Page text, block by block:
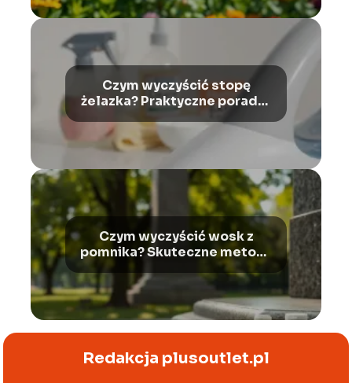
Czym wyczyścić stopę
żelazka? Praktyczne porady i
wskazówki
Czym wyczyścić wosk z
pomnika? Skuteczne metody
usuwania plam
Redakcja plusoutlet.pl